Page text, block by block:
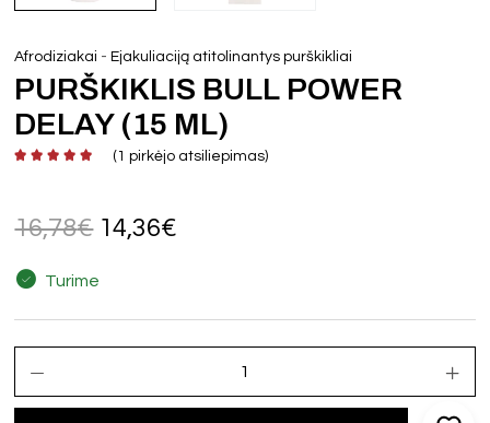
Afrodiziakai -Ejakuliaciją atitolinantys purškikliai
PURŠKIKLIS BULL POWER
DELAY (15 ML)
(1 pirkėjo atsiliepimas)
16,78€ 14,36€
Turime